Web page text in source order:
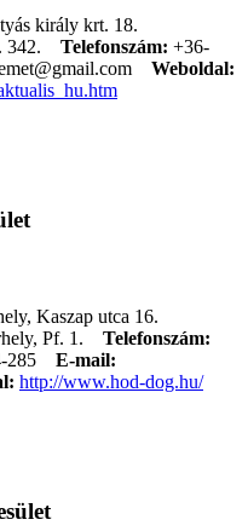
király krt. 18.
342. Telefonszám: +36-
Weboldal:
Kaszap utca 16.
Pf. 1.
Telefonszám:
285
E-mail:
http://www.hod-dog.hu/